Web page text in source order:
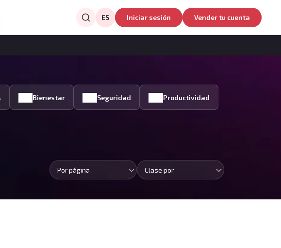
ES Iniciar sesión Vender tu cuenta
Bienestar Seguridad Productividad
Por página Clase por